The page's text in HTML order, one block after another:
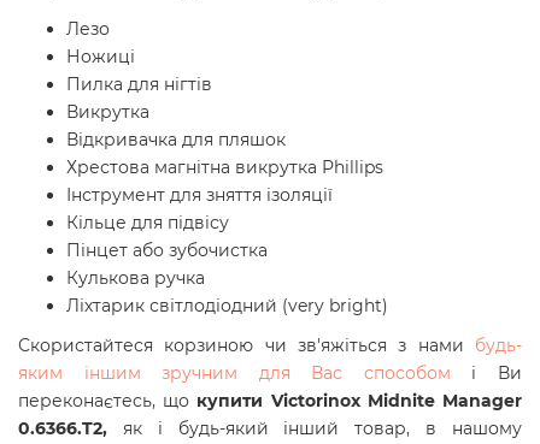
Лезо
Ножиці
Пилка для нігтів
Викрутка
Відкривачка для пляшок
Хрестова магнітна викрутка Phillips
Інструмент для зняття ізоляції
Кільце для підвісу
Пінцет або зубочистка
Кулькова ручка
Ліхтарик світлодіодний (very bright)
Скористайтеся корзиною чи зв'яжіться з нами будь-
яким іншим зручним для Вас способом і Ви
переконаєтесь, що купити Victorinox Midnite Manager
0.6366.T2, як і будь-який інший товар, в нашому